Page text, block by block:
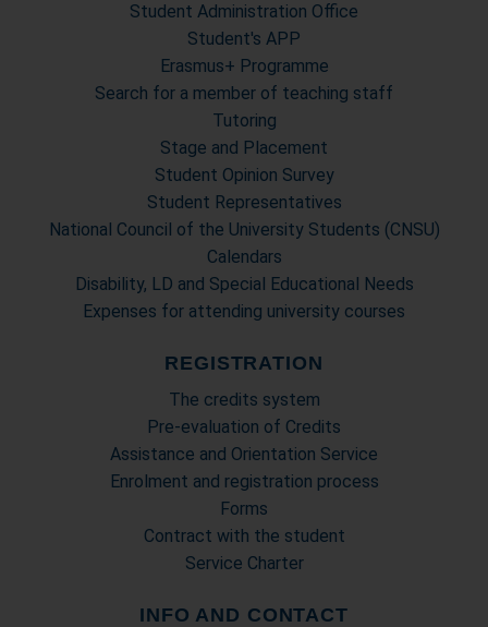
raccolto dal suo utilizzo dei loro servizi.
Student Administration Office
Student's APP
Erasmus+ Programme
Search for a member of teaching staff
Tutoring
Stage and Placement
Student Opinion Survey
Student Representatives
National Council of the University Students (CNSU)
Calendars
Disability, LD and Special Educational Needs
Expenses for attending university courses
REGISTRATION
The credits system
Pre-evaluation of Credits
Assistance and Orientation Service
Enrolment and registration process
Forms
Contract with the student
Service Charter
INFO AND CONTACT